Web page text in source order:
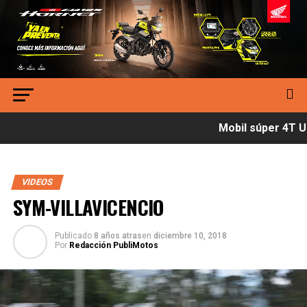
Mobil súper 4T
VIDEOS
SYM-VILLAVICENCIO
Publicado 8 años atrasen diciembre 10, 2018
Por Redacción PubliMotos